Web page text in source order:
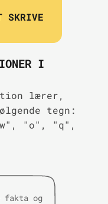
SKRIVE
I
lærer,
tegn:
"o", "q",
fakta og